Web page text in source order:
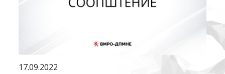
17.09.2022